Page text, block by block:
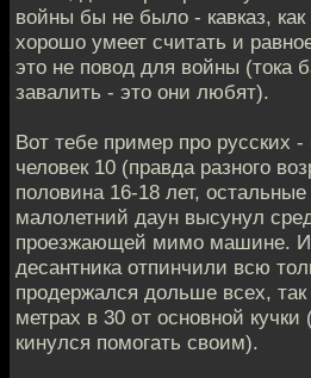
войны бы не было - кавказ,
хорошо умеет считать и
это не повод для войны (тока
завалить - это они любят).
Вот тебе пример про русских
человек 10 (правда разного
половина 16-18 лет,
малолетний даун высунул
проезжающей мимо машине.
десантника отпинчили всю
продержался дольше всех,
метрах в 30 от основной
кинулся помогать своим).